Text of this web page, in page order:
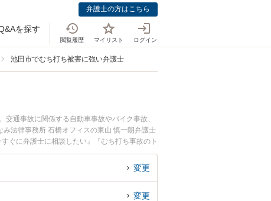
弁護士の方はこちら
を探す
閲覧履歴 マイリスト ログイン
池田市でむち打ち被害に強い弁護士
通事故に関係する自動車事故やバイク事故、
法律事務所 石橋オフィスの東山 慎一朗弁護士
ぐに弁護士に相談したい』『むち打ち事故のト
したい』などでお困りの相談者さんにおすすめ
変更
変更